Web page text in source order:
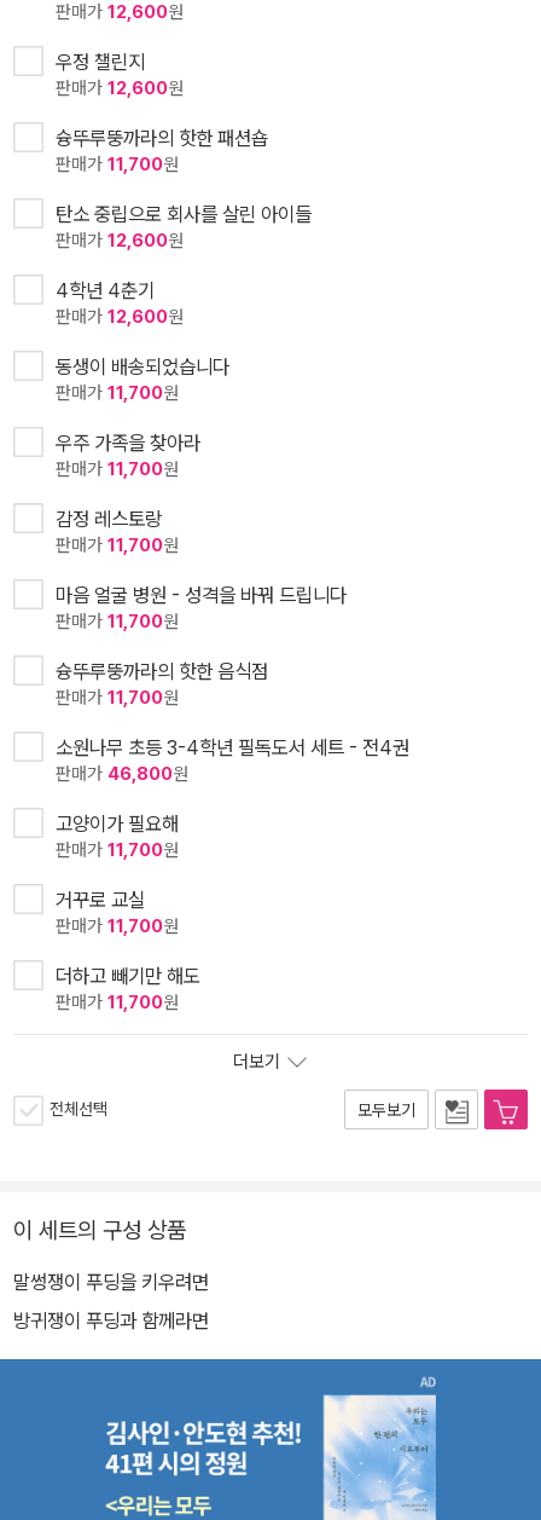
판매가 12,600원
우정 챌린지
판매가 12,600원
슝뚜루뚱까라의 핫한 패션숍
판매가 11,700원
탄소 중립으로 회사를 살린 아이들
판매가 12,600원
4학년 4춘기
판매가 12,600원
동생이 배송되었습니다
판매가 11,700원
우주 가족을 찾아라
판매가 11,700원
감정 레스토랑
판매가 11,700원
마음 얼굴 병원 - 성격을 바꿔 드립니다
판매가 11,700원
슝뚜루뚱까라의 핫한 음식점
판매가 11,700원
소원나무 초등 3-4학년 필독도서 세트 - 전4권
판매가 46,800원
고양이가 필요해
판매가 11,700원
거꾸로 교실
판매가 11,700원
더하고 빼기만 해도
판매가 11,700원
더보기
전체선택 모두보기
이 세트의 구성 상품
말썽쟁이 푸딩을 키우려면
방귀쟁이 푸딩과 함께라면